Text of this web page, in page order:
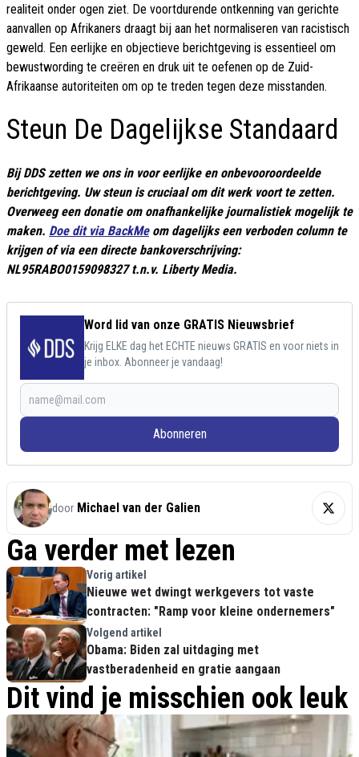
realiteit onder ogen ziet. De voortdurende ontkenning van gerichte
aanvallen op Afrikaners draagt bij aan het normaliseren van racistisch
geweld. Een eerlijke en objectieve berichtgeving is essentieel om
bewustwording te creëren en druk uit te oefenen op de Zuid-
Afrikaanse autoriteiten om op te treden tegen deze misstanden.
Steun De Dagelijkse Standaard
Bij DDS zetten we ons in voor eerlijke en onbevooroordeelde
berichtgeving. Uw steun is cruciaal om dit werk voort te zetten.
Overweeg een donatie om onafhankelijke journalistiek mogelijk te
maken. Doe dit via BackMeom dagelijks een verboden column te
krijgen of via een directe bankoverschrijving:
NL95RABO0159098327 t.n.v. Liberty Media.
Word lid van onze GRATIS Nieuwsbrief
Krijg ELKE dag het ECHTE nieuws GRATIS en voor niets in
je inbox. Abonneer je vandaag!
Abonneren
door Michael van der Galien
Ga verder met lezen
Vorig artikel
Nieuwe wet dwingt werkgevers tot vaste
contracten: "Ramp voor kleine ondernemers"
Volgend artikel
Obama: Biden zal uitdaging met
vastberadenheid en gratie aangaan
Dit vind je misschien ook leuk